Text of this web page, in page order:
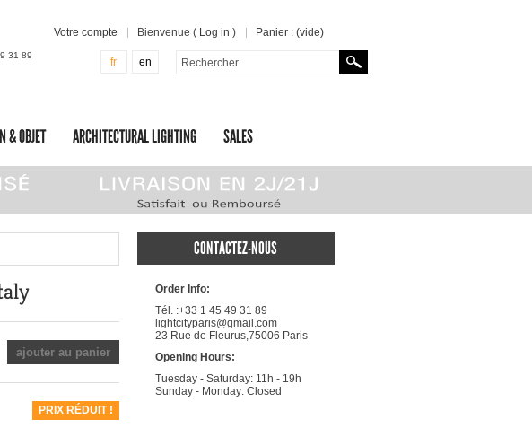
fr en
Panier : (vide)
Bienvenue ( Log in )
Votre compte
& OBJET ARCHITECTURAL LIGHTING SALES
31 89
ajouter au panier
PRIX RÉDUIT !
CONTACTEZ-NOUS
Order Info:
Tél. :+33 1 45 49 31 89
lightcityparis@gmail.com
23 Rue de Fleurus,75006 Paris
Opening Hours:
Tuesday - Saturday: 11h - 19h
Sunday - Monday: Closed